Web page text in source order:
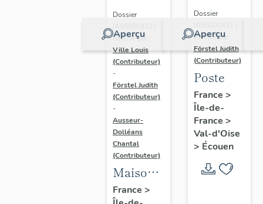
Aperçu
Dossier
Réalisé par
Ville Louis
(Contributeur)
-
Förstel Judith
(Contributeur)
-
Ausseur-
Dolléans
Chantal
(Contributeur)
Maison
de
France >
Aperçu
Dossier
Réalisé par
Förstel Judith
(Contributeur)
Poste
France >
Île-de-
France >
Val-d'Oise
> Écouen